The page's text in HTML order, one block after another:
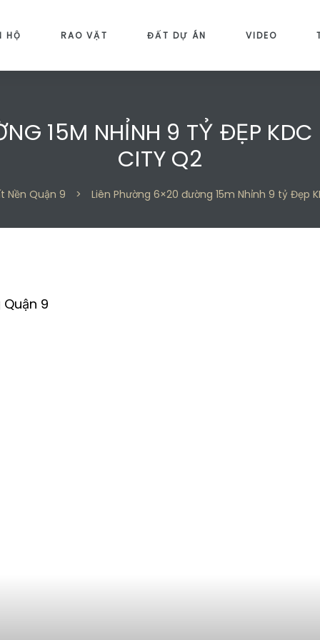
HỘ RAO VẶT ĐẤT DỰ ÁN VIDEO
15M NHỈNH 9 TỶ ĐẸP KDC
CITY Q2
Nền Quận 9 > Liên Phường 6×20 đường 15m Nhỉnh 9 tỷ Đẹp